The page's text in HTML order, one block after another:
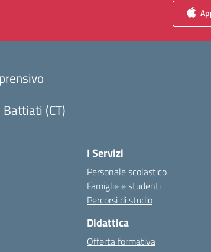
(CT)
I Servizi
Personale scolastico
Famiglie e studenti
Percorsi di studio
Didattica
Offerta formativa